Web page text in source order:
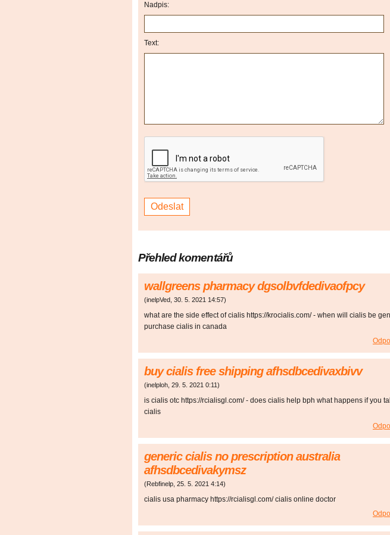
Nadpis:
Text:
Přehled komentářů
wallgreens pharmacy dgsolbvfdedivaofpcy
(inelpVed 30. 5. 2021 14:57)
what are the side effect of cialis https://krocialis.com/ - when will cialis be
purchase cialis in canada
buy cialis free shipping afhsdbcedivaxbivv
(inelploh 29. 5. 2021 0:11)
is cialis otc https://rcialisgl.com/ - does cialis help bph what happens if you
cialis
generic cialis no prescription australia
afhsdbcedivakymsz
(Rebfinelp 25. 5. 2021 4:14)
cialis usa pharmacy https://rcialisgl.com/ cialis online doctor